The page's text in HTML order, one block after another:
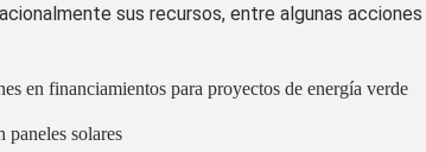
sus recursos, entre algunas acciones
en financiamientos para proyectos de energía verde
paneles solares